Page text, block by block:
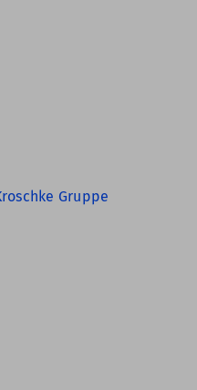
Gruppe